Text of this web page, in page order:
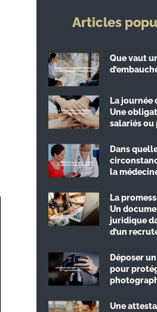
Articles
Que vaut
La journée
Une
salariés ou
Dans
la
La
Un
juridique
d’un
Déposer
pour
Une